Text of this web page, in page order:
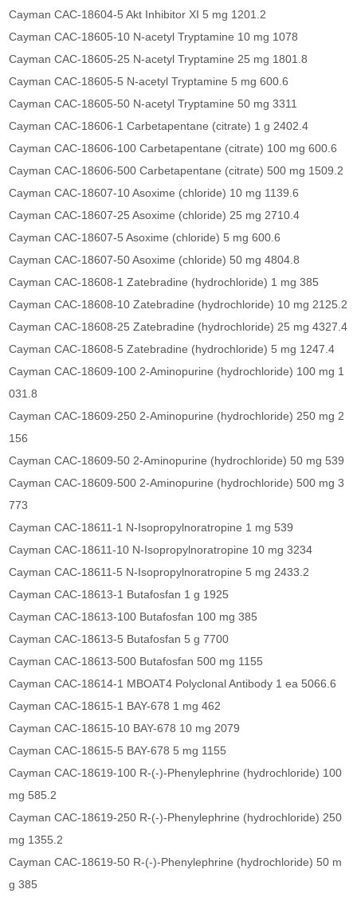
Cayman CAC-18604-5 Akt Inhibitor XI 5 mg 1201.2
Cayman CAC-18605-10 N-acetyl Tryptamine 10 mg 1078
Cayman CAC-18605-25 N-acetyl Tryptamine 25 mg 1801.8
Cayman CAC-18605-5 N-acetyl Tryptamine 5 mg 600.6
Cayman CAC-18605-50 N-acetyl Tryptamine 50 mg 3311
Cayman CAC-18606-1 Carbetapentane (citrate) 1 g 2402.4
Cayman CAC-18606-100 Carbetapentane (citrate) 100 mg 600.6
Cayman CAC-18606-500 Carbetapentane (citrate) 500 mg 1509.2
Cayman CAC-18607-10 Asoxime (chloride) 10 mg 1139.6
Cayman CAC-18607-25 Asoxime (chloride) 25 mg 2710.4
Cayman CAC-18607-5 Asoxime (chloride) 5 mg 600.6
Cayman CAC-18607-50 Asoxime (chloride) 50 mg 4804.8
Cayman CAC-18608-1 Zatebradine (hydrochloride) 1 mg 385
Cayman CAC-18608-10 Zatebradine (hydrochloride) 10 mg 2125.2
Cayman CAC-18608-25 Zatebradine (hydrochloride) 25 mg 4327.4
Cayman CAC-18608-5 Zatebradine (hydrochloride) 5 mg 1247.4
Cayman CAC-18609-100 2-Aminopurine (hydrochloride) 100 mg 1
031.8
Cayman CAC-18609-250 2-Aminopurine (hydrochloride) 250 mg 2
156
Cayman CAC-18609-50 2-Aminopurine (hydrochloride) 50 mg 539
Cayman CAC-18609-500 2-Aminopurine (hydrochloride) 500 mg 3
773
Cayman CAC-18611-1 N-Isopropylnoratropine 1 mg 539
Cayman CAC-18611-10 N-Isopropylnoratropine 10 mg 3234
Cayman CAC-18611-5 N-Isopropylnoratropine 5 mg 2433.2
Cayman CAC-18613-1 Butafosfan 1 g 1925
Cayman CAC-18613-100 Butafosfan 100 mg 385
Cayman CAC-18613-5 Butafosfan 5 g 7700
Cayman CAC-18613-500 Butafosfan 500 mg 1155
Cayman CAC-18614-1 MBOAT4 Polyclonal Antibody 1 ea 5066.6
Cayman CAC-18615-1 BAY-678 1 mg 462
Cayman CAC-18615-10 BAY-678 10 mg 2079
Cayman CAC-18615-5 BAY-678 5 mg 1155
Cayman CAC-18619-100 R-(-)-Phenylephrine (hydrochloride) 100
mg 585.2
Cayman CAC-18619-250 R-(-)-Phenylephrine (hydrochloride) 250
mg 1355.2
Cayman CAC-18619-50 R-(-)-Phenylephrine (hydrochloride) 50 m
g 385